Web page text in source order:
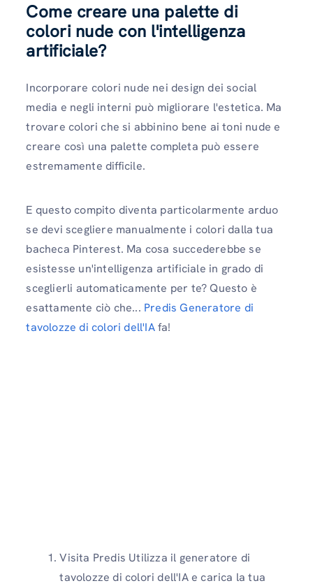
Come creare una palette di
colori nude con l'intelligenza
artificiale?
Incorporare colori nude nei design dei social
media e negli interni può migliorare l'estetica. Ma
trovare colori che si abbinino bene ai toni nude e
creare così una palette completa può essere
estremamente difficile.
E questo compito diventa particolarmente arduo
se devi scegliere manualmente i colori dalla tua
bacheca Pinterest. Ma cosa succederebbe se
esistesse un'intelligenza artificiale in grado di
sceglierli automaticamente per te? Questo è
esattamente ciò che... Predis Generatore di
tavolozze di colori dell'IAfa!
Visita Predis Utilizza il generatore di
tavolozze di colori dell'IA e carica la tua